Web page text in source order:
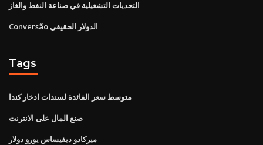
التحديات التشغيلية في صناعة النفط والغاز
Conversão الدولار الحقيقي
Tags
متوسط ​​سعر الفائدة لسندات ادخار كندا
صنع المال على الانترنت
ميركادو ديفيساس يورو دولار